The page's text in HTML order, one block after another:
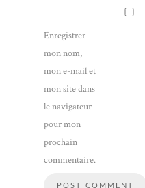
Enregistrer
mon nom,
mon e-mail et
mon site dans
le navigateur
pour mon
prochain
commentaire.